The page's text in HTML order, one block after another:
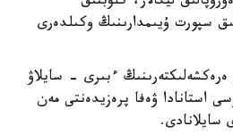
سپورت ۇيىمدارىنىڭ وكىلدەرى
ءبىرى - سايلاۋ
استانادا ۋەفا پرەزيدەنتى مەن
سايلانادى.